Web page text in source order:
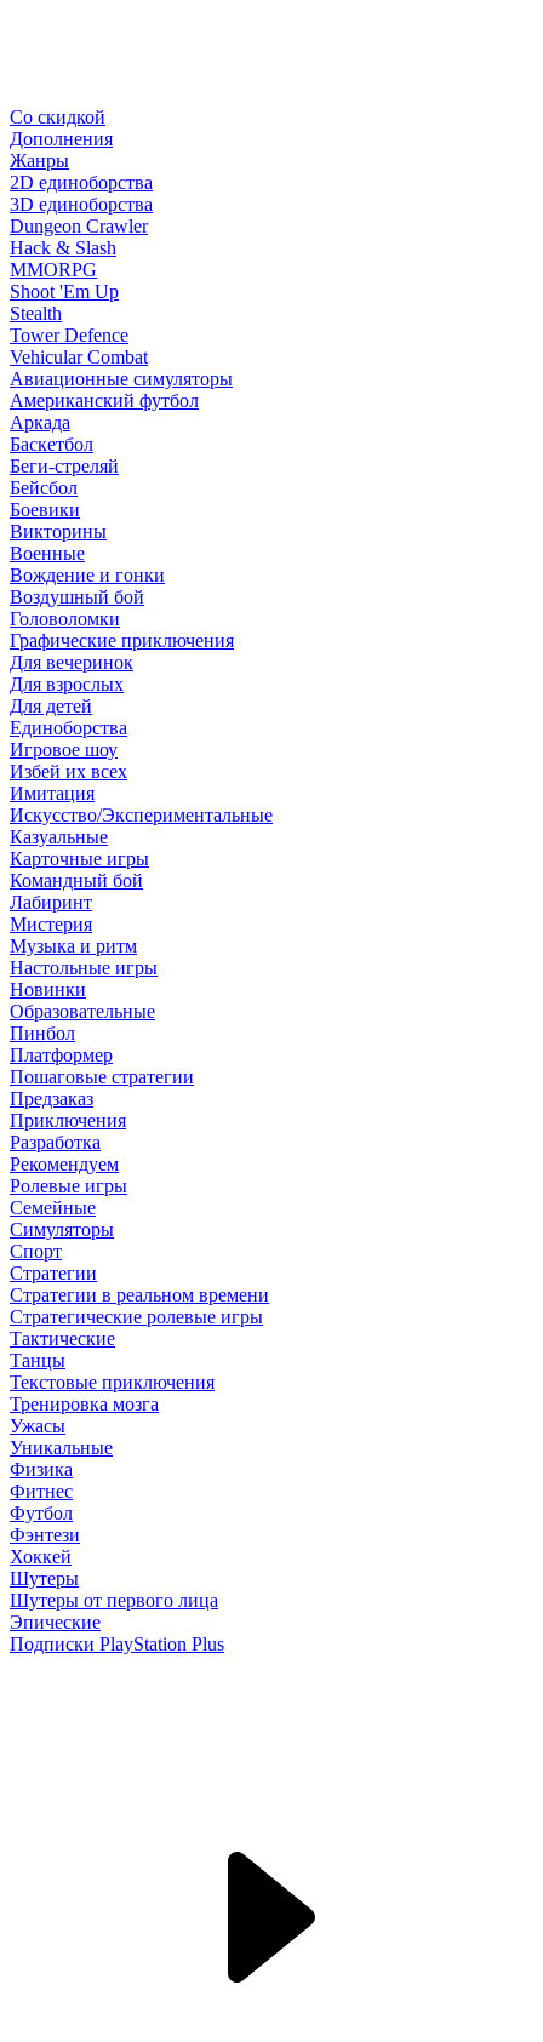
Со скидкой
Дополнения
Жанры
2D единоборства
3D единоборства
Dungeon Crawler
Hack & Slash
MMORPG
Shoot 'Em Up
Stealth
Tower Defence
Vehicular Combat
Авиационные симуляторы
Американский футбол
Аркада
Баскетбол
Беги-стреляй
Бейсбол
Боевики
Викторины
Военные
Вождение и гонки
Воздушный бой
Головоломки
Графические приключения
Для вечеринок
Для взрослых
Для детей
Единоборства
Игровое шоу
Избей их всех
Имитация
Искусство/Экспериментальные
Казуальные
Карточные игры
Командный бой
Лабиринт
Мистерия
Музыка и ритм
Настольные игры
Новинки
Образовательные
Пинбол
Платформер
Пошаговые стратегии
Предзаказ
Приключения
Разработка
Рекомендуем
Ролевые игры
Семейные
Симуляторы
Спорт
Стратегии
Стратегии в реальном времени
Стратегические ролевые игры
Тактические
Танцы
Текстовые приключения
Тренировка мозга
Ужасы
Уникальные
Физика
Фитнес
Футбол
Фэнтези
Хоккей
Шутеры
Шутеры от первого лица
Эпические
Подписки PlayStation Plus